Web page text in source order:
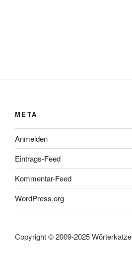
META
Anmelden
Eintrags-Feed
Kommentar-Feed
WordPress.org
Copyright © 2009-2025 Wörterkatze